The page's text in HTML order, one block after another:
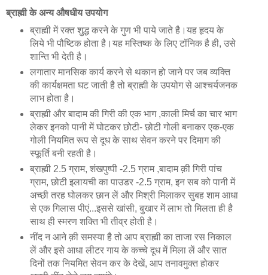
ब्राह्मी के अन्य औषधीय उपयोग
ब्राह्मी में रक्‍त शुद्ध करने के गुण भी पाये जाते है।यह हृदय के
लिये भी पौष्टिक होता है।यह मस्तिष्क के लिए टॉनिक है ही, उसे
शान्ति भी देती है।
लगातार मानसिक कार्य करने से थकान हो जाने पर जब व्यक्ति
की कार्यक्षमता घट जाती है तो ब्राह्मी के उपयोग से आश्चर्यजनक
लाभ होता है।
ब्राह्मी और बादाम की गिरी की एक भाग ,काली मिर्च का चार भाग
लेकर इनको पानी में घोटकर छोटी- छोटी गोली बनाकर एक-एक
गोली नियमित रूप से दूध के साथ सेवन करने पर दिमाग की
स्फूर्ति बनी रहती है।
ब्राह्मी 2.5 ग्राम, शंखपुष्पी -2.5 ग्राम ,बादाम क़ी गिरी पांच
ग्राम, छोटी इलायची का पाउडर -2.5 ग्राम, इन सब को पानी में
अच्छी तरह घोलकर छान लें और मिश्री मिलाकर सुबह शाम आधा
से एक गिलास पीएं...इससे खांसी, बुखार में लाभ तो मिलता ही है
साथ ही स्मरण शक्ति भी तीव्र होती है।
नींद न आने क़ी समस्या है तो आप ब्राह्मी का ताजा रस निकाल
लें और इसे आधा लीटर गाय के कच्चे दूध में मिला लें और सात
दिनों तक नियमित सेवन कर के देखें, आप तनावमुक्त होकर